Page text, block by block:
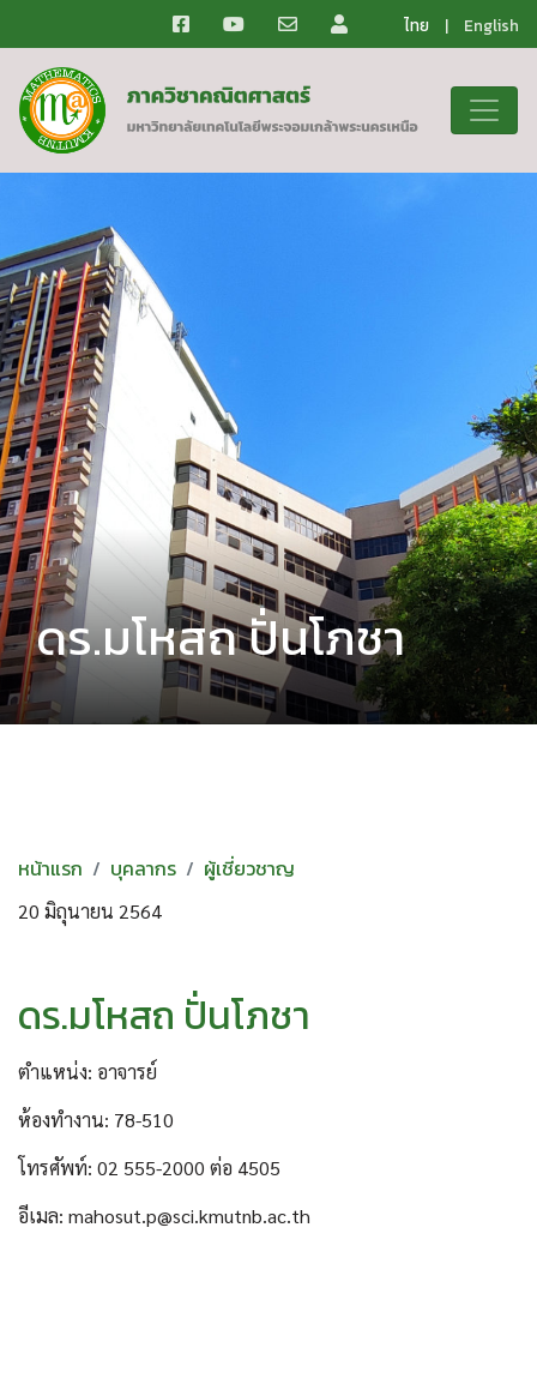
ไทย | English
ดร.มโหสถ ปั่นโภชา
หน้าแรก บุคลากร ผู้เชี่ยวชาญ
20 มิถุนายน 2564
ดร.มโหสถ ปั่นโภชา
ตำแหน่ง: อาจารย์
ห้องทำงาน: 78-510
โทรศัพท์: 02 555-2000 ต่อ 4505
อีเมล: mahosut.p@sci.kmutnb.ac.th